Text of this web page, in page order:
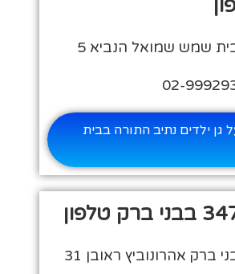
שמש שמואל הנביא 5
ילדים נתיב התורה בבית
ברק אהרונוביץ ראובן 31